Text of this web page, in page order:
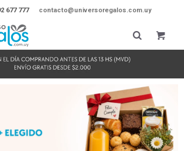
677 777 contacto@universoregalos.com.uy